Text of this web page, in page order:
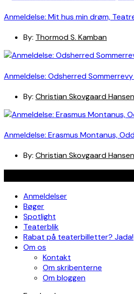
Anmeldelse: Mit hus min drøm,
By: Thormod S. Kamban
Anmeldelse: Odsherred
By: Christian Skovgaard Hansen
Anmeldelse: Erasmus Montanus,
By: Christian Skovgaard Hansen
Anmeldelser
Bøger
Spotlight
Teaterblik
Rabat på teaterbilletter? Jada!
Om os
Kontakt
Om skribenterne
Om bloggen